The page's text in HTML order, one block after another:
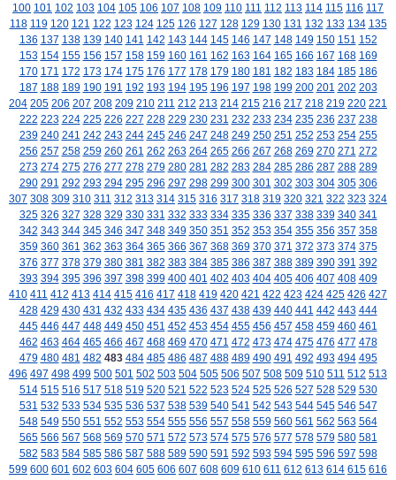
100 101 102 103 104 105 106 107 108 109 110 111 112 113 114 115 116 117
118 119 120 121 122 123 124 125 126 127 128 129 130 131 132 133 134 135
136 137 138 139 140 141 142 143 144 145 146 147 148 149 150 151 152
153 154 155 156 157 158 159 160 161 162 163 164 165 166 167 168 169
170 171 172 173 174 175 176 177 178 179 180 181 182 183 184 185 186
187 188 189 190 191 192 193 194 195 196 197 198 199 200 201 202 203
204 205 206 207 208 209 210 211 212 213 214 215 216 217 218 219 220 221
222 223 224 225 226 227 228 229 230 231 232 233 234 235 236 237 238
239 240 241 242 243 244 245 246 247 248 249 250 251 252 253 254 255
256 257 258 259 260 261 262 263 264 265 266 267 268 269 270 271 272
273 274 275 276 277 278 279 280 281 282 283 284 285 286 287 288 289
290 291 292 293 294 295 296 297 298 299 300 301 302 303 304 305 306
307 308 309 310 311 312 313 314 315 316 317 318 319 320 321 322 323 324
325 326 327 328 329 330 331 332 333 334 335 336 337 338 339 340 341
342 343 344 345 346 347 348 349 350 351 352 353 354 355 356 357 358
359 360 361 362 363 364 365 366 367 368 369 370 371 372 373 374 375
376 377 378 379 380 381 382 383 384 385 386 387 388 389 390 391 392
393 394 395 396 397 398 399 400 401 402 403 404 405 406 407 408 409
410 411 412 413 414 415 416 417 418 419 420 421 422 423 424 425 426 427
428 429 430 431 432 433 434 435 436 437 438 439 440 441 442 443 444
445 446 447 448 449 450 451 452 453 454 455 456 457 458 459 460 461
462 463 464 465 466 467 468 469 470 471 472 473 474 475 476 477 478
479 480 481 482 483 484 485 486 487 488 489 490 491 492 493 494 495
496 497 498 499 500 501 502 503 504 505 506 507 508 509 510 511 512 513
514 515 516 517 518 519 520 521 522 523 524 525 526 527 528 529 530
531 532 533 534 535 536 537 538 539 540 541 542 543 544 545 546 547
548 549 550 551 552 553 554 555 556 557 558 559 560 561 562 563 564
565 566 567 568 569 570 571 572 573 574 575 576 577 578 579 580 581
582 583 584 585 586 587 588 589 590 591 592 593 594 595 596 597 598
599 600 601 602 603 604 605 606 607 608 609 610 611 612 613 614 615 616